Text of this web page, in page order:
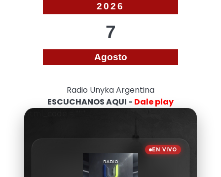
2026
7
Agosto
Radio Unyka Argentina
ESCUCHANOS AQUI - Dale play